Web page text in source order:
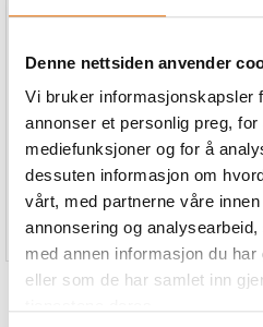
Denne nettsiden anvender
Vi bruker informasjonskapsler
annonser et personlig preg,
mediefunksjoner og for å
dessuten informasjon om
vårt, med partnerne våre
annonsering og
med annen informasjon du
eller som de har samlet inn
Nålitreder Bernina
Passer Bernina 2, 3, 4, 5 og 7
serie.
569,-